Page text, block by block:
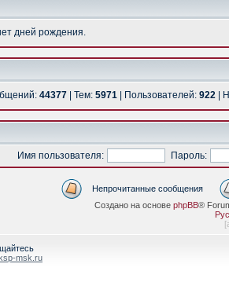
дней рождения.
44377 | Тем: 5971 | Пользователей: 922 |
Имя пользователя:
Пароль:
Непрочитанные сообщения
Создано на основе phpBB®
[
msk.ru